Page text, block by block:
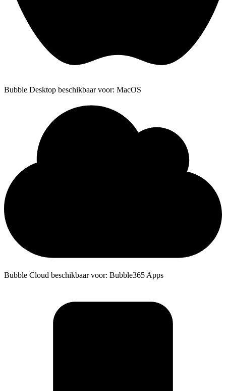
Bubble Desktop beschikbaar voor: MacOS
Bubble Cloud beschikbaar voor: Bubble365 Apps